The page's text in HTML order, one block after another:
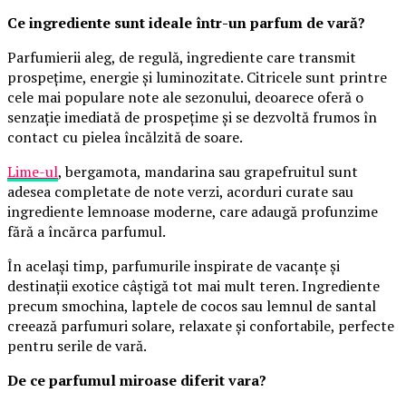
Ce ingrediente sunt ideale într-un parfum de vară?
Parfumierii aleg, de regulă, ingrediente care transmit
prospețime, energie și luminozitate. Citricele sunt printre
cele mai populare note ale sezonului, deoarece oferă o
senzație imediată de prospețime și se dezvoltă frumos în
contact cu pielea încălzită de soare.
Lime-ul, bergamota, mandarina sau grapefruitul sunt
adesea completate de note verzi, acorduri curate sau
ingrediente lemnoase moderne, care adaugă profunzime
fără a încărca parfumul.
În același timp, parfumurile inspirate de vacanțe și
destinații exotice câștigă tot mai mult teren. Ingrediente
precum smochina, laptele de cocos sau lemnul de santal
creează parfumuri solare, relaxate și confortabile, perfecte
pentru serile de vară.
De ce parfumul miroase diferit vara?